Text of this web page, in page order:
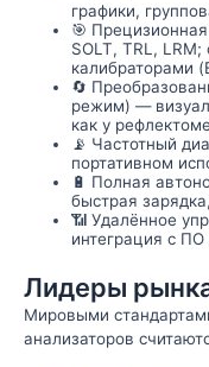
графики,
🎯
SOLT, TRL,
калибраторами
🔄
режим) —
как у
📡 Частотный
портативном
🔋 Полная
быстрая
📶 Удалённое
интеграция с
Лидеры
Мировыми
анализаторов